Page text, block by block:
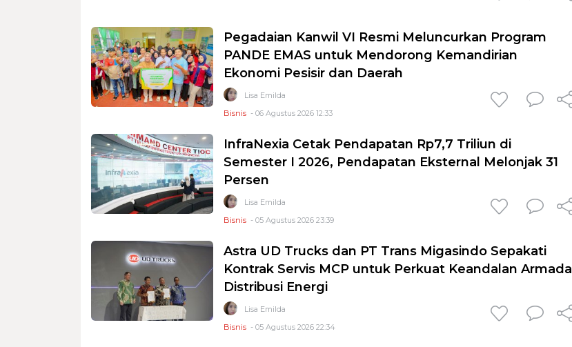
Pegadaian Kanwil VI Resmi Meluncurkan Program
PANDE EMAS untuk Mendorong Kemandirian
Ekonomi Pesisir dan Daerah
Lisa Emilda
Bisnis - 06 Agustus 2026 12:33
InfraNexia Cetak Pendapatan Rp7,7 Triliun di
Semester I 2026, Pendapatan Eksternal Melonjak 31
Persen
Lisa Emilda
Bisnis - 05 Agustus 2026 23:39
Astra UD Trucks dan PT Trans Migasindo Sepakati
Kontrak Servis MCP untuk Perkuat Keandalan Armada
Distribusi Energi
Lisa Emilda
Bisnis - 05 Agustus 2026 22:34